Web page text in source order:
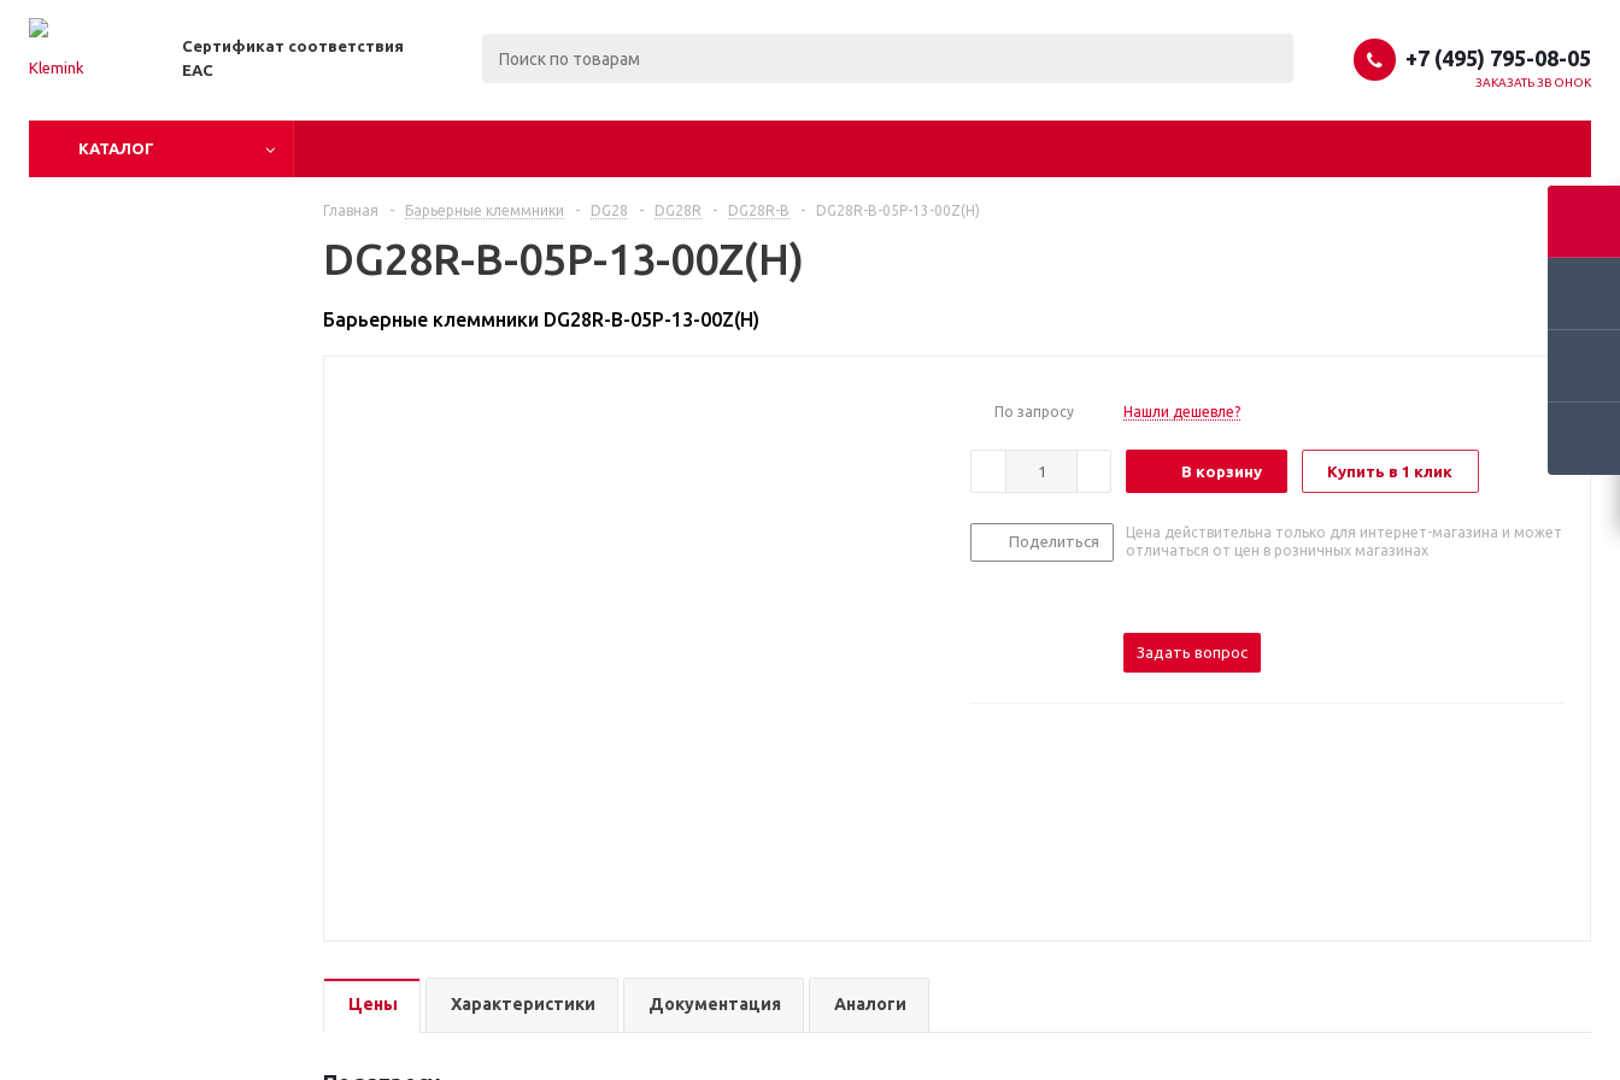
Сертификат соответствия
EAC
+7 (495) 795-08-05
ЗАКАЗАТЬ ЗВОНОК
КАТАЛОГ
Главная - Барьерные клеммники - DG28 - DG28R - DG28R-B - DG28R-B-05P-13-00Z(H)
DG28R-B-05P-13-00Z(H)
Барьерные клеммники DG28R-B-05P-13-00Z(H)
По запросу Нашли дешевле?
В корзину Купить в 1 клик
Поделиться
Цена действительна только для интернет-магазина и может
отличаться от цен в розничных магазинах
Задать вопрос
Цены Характеристики Документация Аналоги